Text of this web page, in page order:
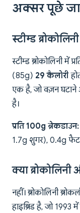
अक्सर पूछे
स्टीम्ड
स्टीम्ड ब्रोकोलिनी में
(85g) 29 कैलोरी
एक है, जो वज़न घटाने
है।
प्रति 100g ब्रेकडाउन:
1.7g शुगर), 0.4g
क्या ब्रोकोलिनी
नहीं। ब्रोकोलिनी
हाइब्रिड है, जो